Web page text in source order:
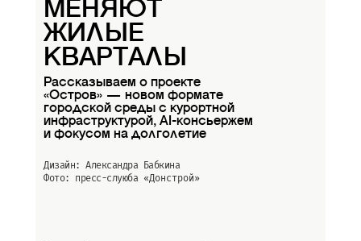
МЕНЯЮТ
ЖИЛЫЕ
КВАРТАЛЫ
Рассказываем о проекте
«Остров» — новом формате
городской среды с курортной
инфраструктурой, AI-консьержем
и фокусом на долголетие
Дизайн: Александра Бабкина
Фото: пресс-слуюба «Донстрой»